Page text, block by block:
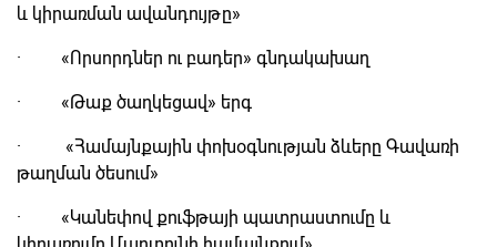
և կիրառման ավանդույթը»
· «Որսորդներ ու բադեր» գնդակախաղ
· «Թաք ծաղկեցավ» երգ
· «Համայնքային փոխօգնության ձևերը Գավառի
թաղման ծեսում»
· «Կանեփով քուֆթայի պատրաստումը և